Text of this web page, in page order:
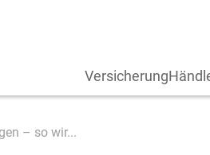
Versicherung
– so wir...